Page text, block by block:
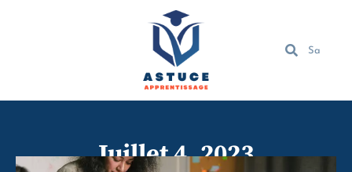
Juillet 4, 2023